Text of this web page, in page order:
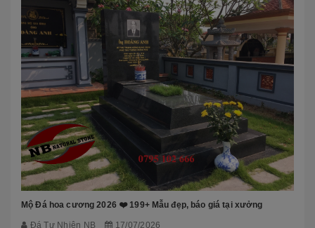
Mộ Đá hoa cương 2026 ❤️ 199+ Mẫu đẹp, báo giá tại xưởng
Đá Tự Nhiên NB 17/07/2026